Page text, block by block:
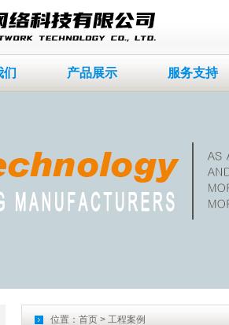
们 产品展示 服务支持
位置： 首页 > 工程案例